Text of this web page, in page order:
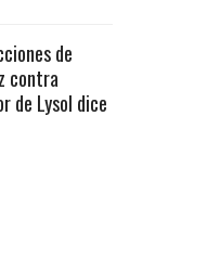
de
contra
de Lysol dice